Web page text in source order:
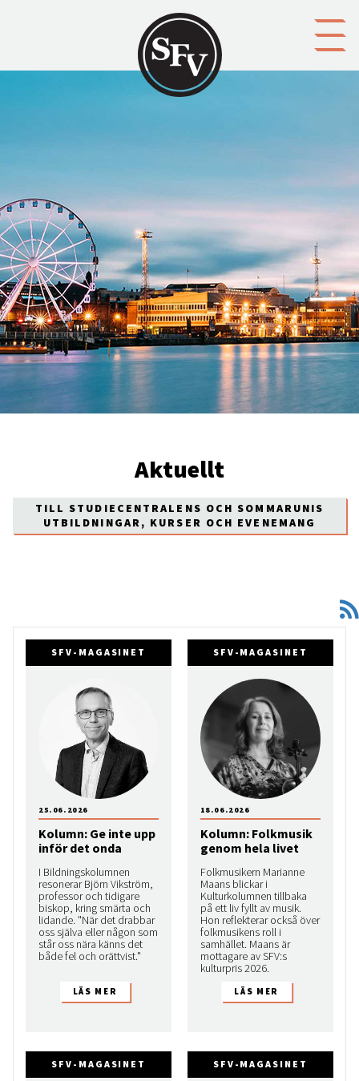
Aktuellt
TILL STUDIECENTRALENS OCH SOMMARUNIS
UTBILDNINGAR, KURSER OCH EVENEMANG
SFV-MAGASINET
Kolumn: Ge inte upp
inför det onda
I Bildningskolumnen
resonerar Björn Vikström,
professor och tidigare
biskop, kring smärta och
lidande. "När det drabbar
oss själva eller någon som
står oss nära känns det
både fel och orättvist."
25.06.2026
SFV-MAGASINET
Kolumn: Folkmusik
genom hela livet
Folkmusikern Marianne
Maans blickar i
Kulturkolumnen tillbaka
på ett liv fyllt av musik.
Hon reflekterar också över
folkmusikens roll i
samhället. Maans är
mottagare av SFV:s
kulturpris 2026.
18.06.2026
SFV-MAGASINET SFV-MAGASINET